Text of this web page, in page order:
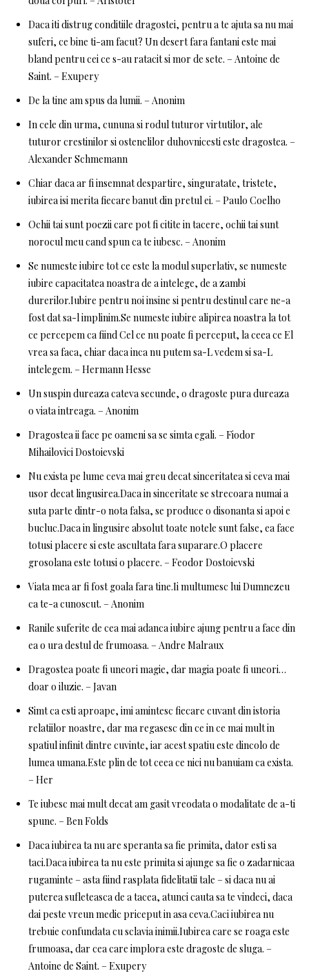
Daca iti distrug conditiile dragostei, pentru a te ajuta sa nu mai
suferi, ce bine ti-am facut? Un desert fara fantani este mai
bland pentru cei ce s-au ratacit si mor de sete. – Antoine de
Saint. – Exupery
De la tine am spus da lumii. – Anonim
In cele din urma, cununa si rodul tuturor virtutilor, ale
tuturor crestinilor si ostenelilor duhovnicesti este dragostea. –
Alexander Schmemann
Chiar daca ar fi insemnat despartire, singuratate, tristete,
iubirea isi merita fiecare banut din pretul ei. – Paulo Coelho
Ochii tai sunt poezii care pot fi citite in tacere, ochii tai sunt
norocul meu cand spun ca te iubesc. – Anonim
Se numeste iubire tot ce este la modul superlativ, se numeste
iubire capacitatea noastra de a intelege, de a zambi
durerilor.Iubire pentru noi insine si pentru destinul care ne-a
fost dat sa-l implinim.Se numeste iubire alipirea noastra la tot
ce percepem ca fiind Cel ce nu poate fi perceput, la ceea ce El
vrea sa faca, chiar daca inca nu putem sa-L vedem si sa-L
intelegem. – Hermann Hesse
Un suspin dureaza cateva secunde, o dragoste pura dureaza
o viata intreaga. – Anonim
Dragostea ii face pe oameni sa se simta egali. – Fiodor
Mihailovici Dostoievski
Nu exista pe lume ceva mai greu decat sinceritatea si ceva mai
usor decat lingusirea.Daca in sinceritate se strecoara numai a
suta parte dintr-o nota falsa, se produce o disonanta si apoi e
bucluc.Daca in lingusire absolut toate notele sunt false, ea face
totusi placere si este ascultata fara suparare.O placere
grosolana este totusi o placere. – Feodor Dostoievski
Viata mea ar fi fost goala fara tine.Ii multumesc lui Dumnezeu
ca te-a cunoscut. – Anonim
Ranile suferite de cea mai adanca iubire ajung pentru a face din
ea o ura destul de frumoasa. – Andre Malraux
Dragostea poate fi uneori magie, dar magia poate fi uneori…
doar o iluzie. – Javan
Simt ca esti aproape, imi amintesc fiecare cuvant din istoria
relatiilor noastre, dar ma regasesc din ce in ce mai mult in
spatiul infinit dintre cuvinte, iar acest spatiu este dincolo de
lumea umana.Este plin de tot ceea ce nici nu banuiam ca exista.
– Her
Te iubesc mai mult decat am gasit vreodata o modalitate de a-ti
spune. – Ben Folds
Daca iubirea ta nu are speranta sa fie primita, dator esti sa
taci.Daca iubirea ta nu este primita si ajunge sa fie o zadarnicaa
rugaminte – asta fiind rasplata fidelitatii tale – si daca nu ai
puterea sufleteasca de a tacea, atunci cauta sa te vindeci, daca
dai peste vreun medic priceput in asa ceva.Caci iubirea nu
trebuie confundata cu sclavia inimii.Iubirea care se roaga este
frumoasa, dar cea care implora este dragoste de sluga. –
Antoine de Saint. – Exupery